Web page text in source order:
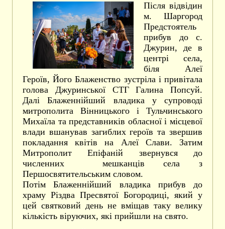
Після відвідин
м. Шаргород
Предстоятель
прибув до с.
Джурин, де в
центрі села,
біля Алеї
Героїв, Його Блаженство зустріла і привітала
голова Джуринської СТГ Галина Попсуй.
Далі Блаженнійший владика у супроводі
митрополита Вінницького і Тульчинського
Михаїла та представників обласної і місцевої
влади вшанував загиблих героїв та звершив
покладання квітів на Алеї Слави. Затим
Митрополит Епіфаній звернувся до
численних мешканців села з
Першосвятительським словом.
Потім Блаженнійший владика прибув до
храму Різдва Пресвятої Богородиці, який у
цей святковий день не вміщав таку велику
кількість віруючих, які прийшли на свято.